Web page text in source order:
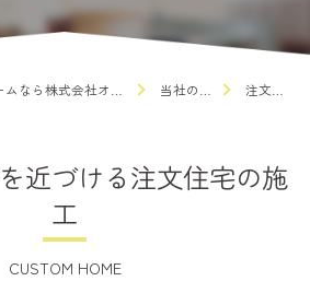
当社の特徴 注文住宅
近づける注文住宅の施
工
CUSTOM HOME